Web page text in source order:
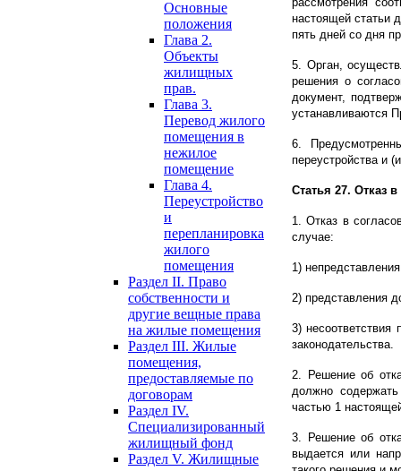
Основные
положения
Глава 2.
Объекты
жилищных
прав.
Глава 3.
Перевод жилого
помещения в
нежилое
помещение
Глава 4.
Переустройство
и
перепланировка
жилого
помещения
Раздел II. Право
собственности и
другие вещные права
на жилые помещения
Раздел III. Жилые
помещения,
предоставляемые по
договорам
Раздел IV.
Специализированный
жилищный фонд
Раздел V. Жилищные
настоящей статьи
пять дней со дня
5. Орган,
решения о
документ,
устанавливаются
6.
переустройства и
Статья 27. Отказ
1. Отказ в
случае:
1)
2) представления
3) несоответствия
законодательства.
2. Решение об
должно
частью 1
3. Решение об
выдается или